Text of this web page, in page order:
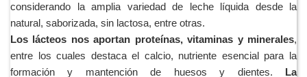
considerando la amplia variedad de leche líquida desde la
natural, saborizada, sin lactosa, entre otras.
Los lácteos nos aportan proteínas, vitaminas y minerales,
entre los cuales destaca el calcio, nutriente esencial para la
formación y mantención de huesos y dientes.
La